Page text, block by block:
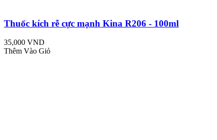
Thuốc kích rễ cực mạnh Kina R206 - 100ml
35,000 VND
Thêm Vào Giỏ